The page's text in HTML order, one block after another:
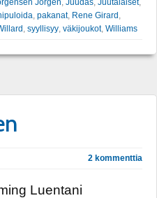
pakanat, Rene Girard
syyllisyy väkijoukot, Williams
2 kommenttia
Luentani